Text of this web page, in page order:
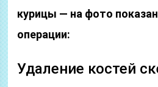
курицы — на фото
операции:
Удаление костей